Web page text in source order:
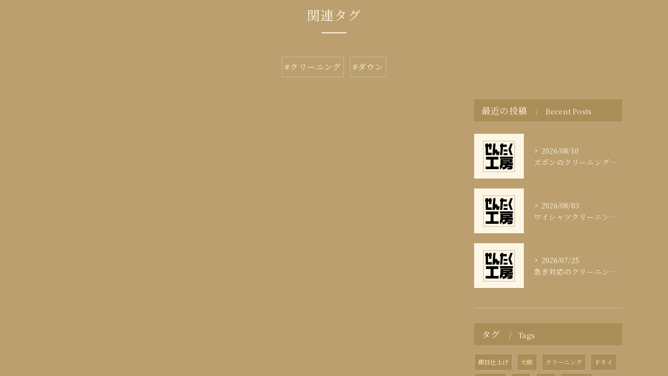
関連タグ
#クリーニング #ダウン
最近の投稿 Recent Posts
2026/08/10
ズボンのクリーニング頻度と適切な目安
2026/08/03
ワイシャツクリーニング頻度と清潔感の科学
2026/07/25
急ぎ対応のクリーニング即日サービスの秘訣
タグ Tags
即日仕上げ 大阪 クリーニング ドライ